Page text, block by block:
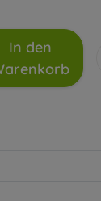
In den